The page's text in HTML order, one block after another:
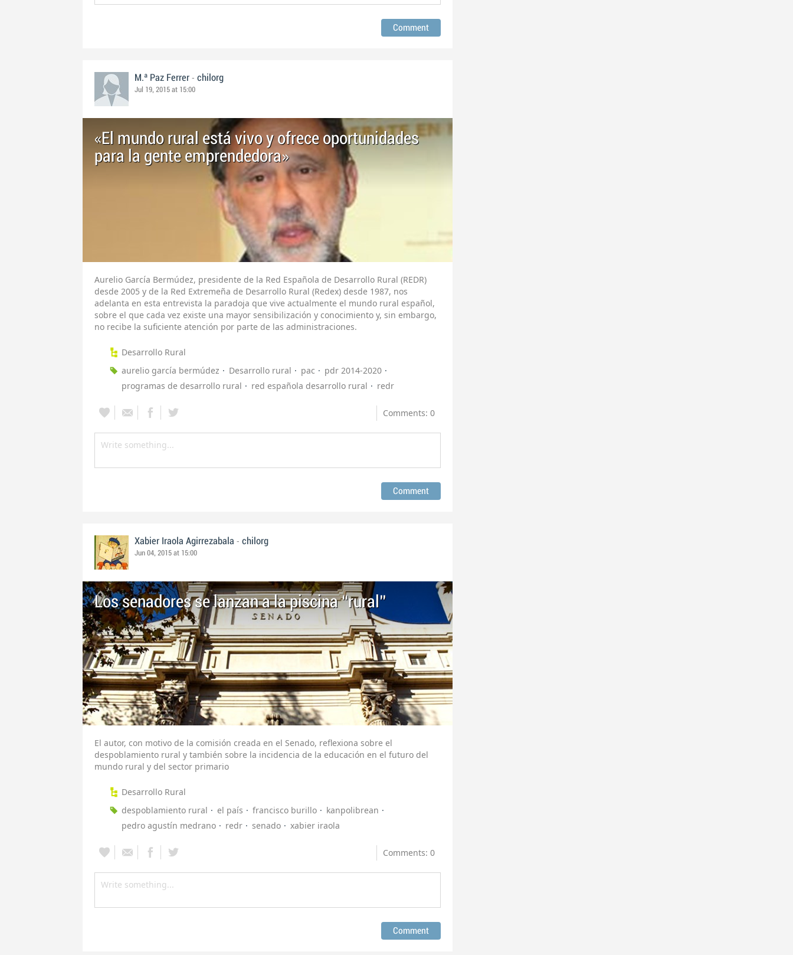
M.ª Paz Ferrer - chilorg
Jul 19, 2015 at 15:00
«El mundo rural está vivo y ofrece oportunidades
para la gente emprendedora»
Aurelio García Bermúdez, presidente de la Red Española de Desarrollo Rural (REDR)
desde 2005 y de la Red Extremeña de Desarrollo Rural (Redex) desde 1987, nos
adelanta en esta entrevista la paradoja que vive actualmente el mundo rural español,
sobre el que cada vez existe una mayor sensibilización y conocimiento y, sin embargo,
no recibe la suficiente atención por parte de las administraciones.
Desarrollo Rural
aurelio garcía bermúdez
Desarrollo rural pac
pdr 2014-2020
programas de desarrollo rural
red española desarrollo rural redr
Comments: 0
Xabier Iraola Agirrezabala - chilorg
Jun 04, 2015 at 15:00
Los senadores se lanzan a la piscina “rural”
El autor, con motivo de la comisión creada en el Senado, reflexiona sobre el
despoblamiento rural y también sobre la incidencia de la educación en el futuro del
mundo rural y del sector primario
Desarrollo Rural
despoblamiento rural
el país francisco burillo
kanpolibrean
pedro agustín medrano
redr senado xabier iraola
Comments: 0